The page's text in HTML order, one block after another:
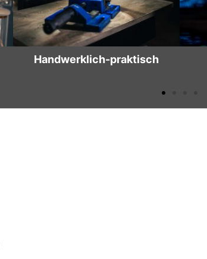
Fremdsprachlich